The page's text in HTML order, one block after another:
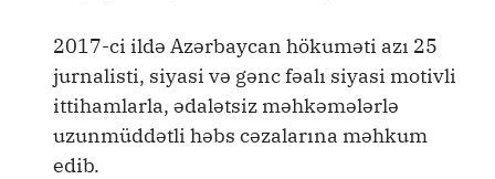
2017-ci ildə Azərbaycan hökuməti azı 25
jurnalisti, siyasi və gənc fəalı siyasi motivli
ittihamlarla, ədalətsiz məhkəmələrlə
uzunmüddətli həbs cəzalarına məhkum
edib.